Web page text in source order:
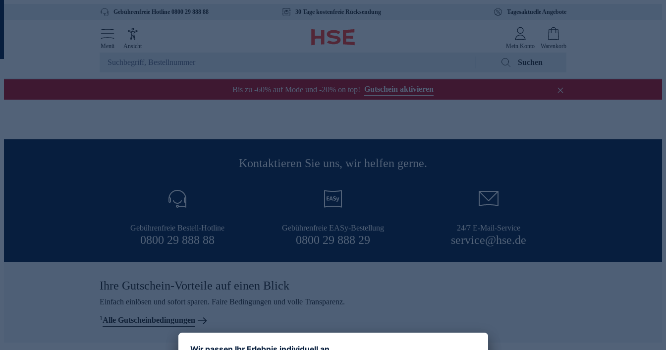
Gebührenfreie Hotline 0800 29 888 88 30 Tage kostenfreie Rücksendung Tagesaktuelle Angebote
Menü Ansicht Mein Konto Warenkorb
Suchen
Bis zu -60% auf Mode und -20% on top! Gutschein aktivieren
Kontaktieren Sie uns, wir helfen gerne.
Gebührenfreie Bestell-Hotline
0800 29 888 88
Gebührenfreie EASy-Bestellung
0800 29 888 29
24/7 E-Mail-Service
service@hse.de
Ihre Gutschein-Vorteile auf einen Blick
Einfach einlösen und sofort sparen. Faire Bedingungen und volle Transparenz.
1Alle Gutscheinbedingungen